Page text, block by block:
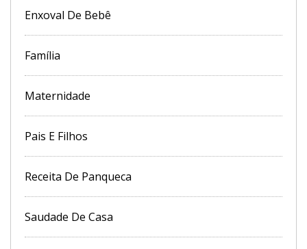
Enxoval De Bebê
Família
Maternidade
Pais E Filhos
Receita De Panqueca
Saudade De Casa